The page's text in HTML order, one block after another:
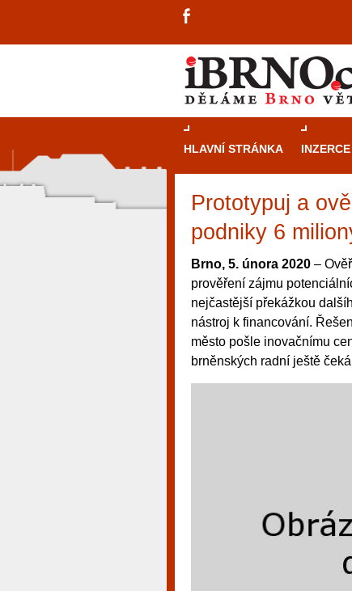
HLAVNÍ STRÁNKA INZERCE
Prototypuj a
podniky 6
Brno, 5. února 2020 –
prověření zájmu
nejčastější překážkou
nástroj k financování.
město pošle inovačnímu
brněnských radní ještě
návštěvníky, tak pro